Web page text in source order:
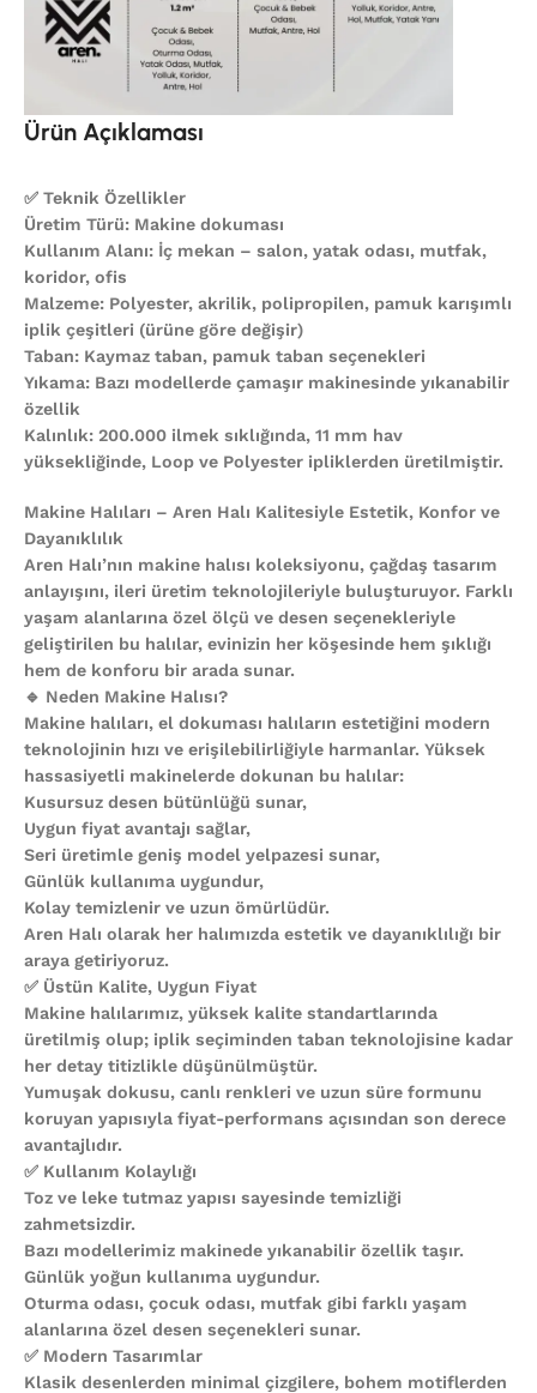
Ürün Açıklaması
✅ Teknik Özellikler
Üretim Türü: Makine dokuması
Kullanım Alanı: İç mekan – salon, yatak odası, mutfak,
koridor, ofis
Malzeme: Polyester, akrilik, polipropilen, pamuk karışımlı
iplik çeşitleri (ürüne göre değişir)
Taban: Kaymaz taban, pamuk taban seçenekleri
Yıkama: Bazı modellerde çamaşır makinesinde yıkanabilir
özellik
Kalınlık: 200.000 ilmek sıklığında, 11 mm hav
yüksekliğinde, Loop ve Polyester ipliklerden üretilmiştir.
Makine Halıları – Aren Halı Kalitesiyle Estetik, Konfor ve
Dayanıklılık
Aren Halı’nın makine halısı koleksiyonu, çağdaş tasarım
anlayışını, ileri üretim teknolojileriyle buluşturuyor. Farklı
yaşam alanlarına özel ölçü ve desen seçenekleriyle
geliştirilen bu halılar, evinizin her köşesinde hem şıklığı
hem de konforu bir arada sunar.
🔹 Neden Makine Halısı?
Makine halıları, el dokuması halıların estetiğini modern
teknolojinin hızı ve erişilebilirliğiyle harmanlar. Yüksek
hassasiyetli makinelerde dokunan bu halılar:
Kusursuz desen bütünlüğü sunar,
Uygun fiyat avantajı sağlar,
Seri üretimle geniş model yelpazesi sunar,
Günlük kullanıma uygundur,
Kolay temizlenir ve uzun ömürlüdür.
Aren Halı olarak her halımızda estetik ve dayanıklılığı bir
araya getiriyoruz.
✅ Üstün Kalite, Uygun Fiyat
Makine halılarımız, yüksek kalite standartlarında
üretilmiş olup; iplik seçiminden taban teknolojisine kadar
her detay titizlikle düşünülmüştür.
Yumuşak dokusu, canlı renkleri ve uzun süre formunu
koruyan yapısıyla fiyat-performans açısından son derece
avantajlıdır.
✅ Kullanım Kolaylığı
Toz ve leke tutmaz yapısı sayesinde temizliği
zahmetsizdir.
Bazı modellerimiz makinede yıkanabilir özellik taşır.
Günlük yoğun kullanıma uygundur.
Oturma odası, çocuk odası, mutfak gibi farklı yaşam
alanlarına özel desen seçenekleri sunar.
✅ Modern Tasarımlar
Klasik desenlerden minimal çizgilere, bohem motiflerden